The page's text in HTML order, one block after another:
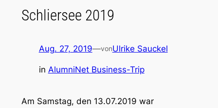
Schliersee 2019
Aug. 27, 2019—vonUlrike Sauckel
in AlumniNet Business-Trip
Am Samstag, den 13.07.2019 war